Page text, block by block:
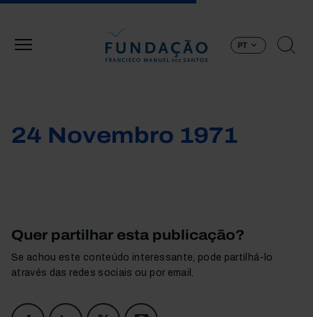
PT
24 Novembro 1971
Quer partilhar esta publicação?
Se achou este conteúdo interessante, pode partilhá-lo
através das redes sociais ou por email.